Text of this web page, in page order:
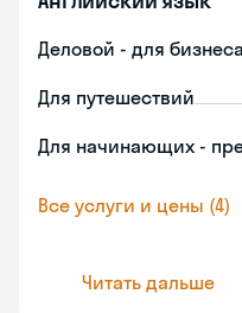
Деловой - для бизнеса
Для путешествий
Для начинающих -
Все услуги и цены (4)
Читать дальше